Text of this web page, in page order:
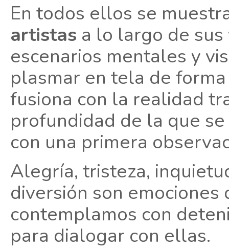
En todos ellos se
artistas a lo largo de
escenarios mentales y
plasmar en tela de
fusiona con la realidad
profundidad de la que
con una primera
Alegría, tristeza,
diversión son
contemplamos con
para dialogar con ellas.